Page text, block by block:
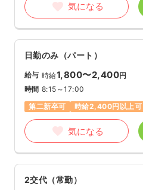
気になる
日勤のみ（パート）
給与 時給1,800〜2,400円
時間 8:15～17:00
第二新卒可
時給2,400円以上可
気になる
2交代（常勤）